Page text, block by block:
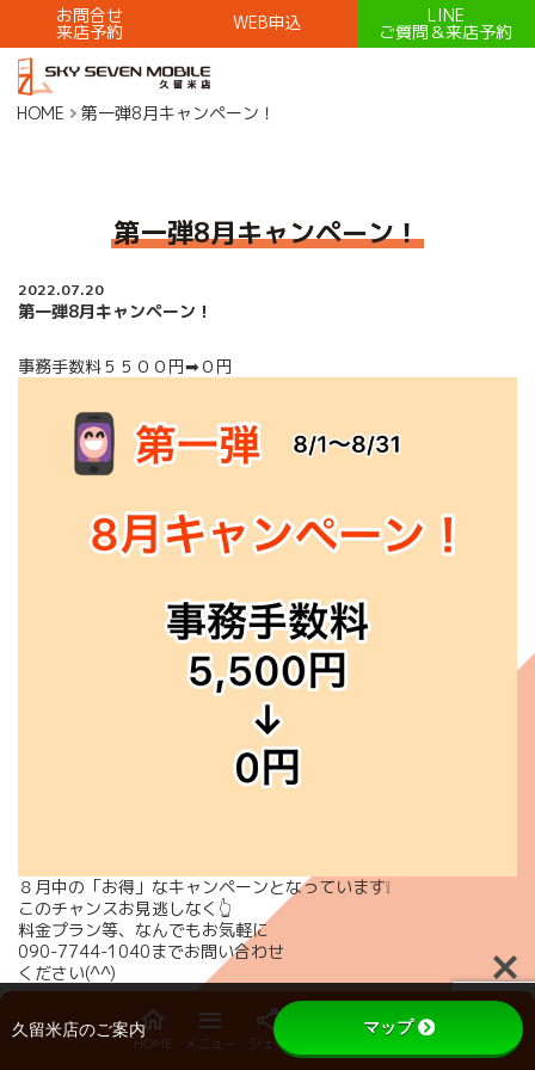
お問合せ
来店予約 WEB申込 LINE
ご質問＆来店予約
HOME 第一弾8月キャンペーン！
第一弾8月キャンペーン！
2022.07.20
第一弾8月キャンペーン！
事務手数料５５００円➡０円
８月中の「お得」なキャンペーンとなっています❕
このチャンスお見逃しなく👆
料金プラン等、なんでもお気軽に
090-7744-1040までお問い合わせ
ください(^^)
HOME メニュー シェア
久留米店のご案内 マップ